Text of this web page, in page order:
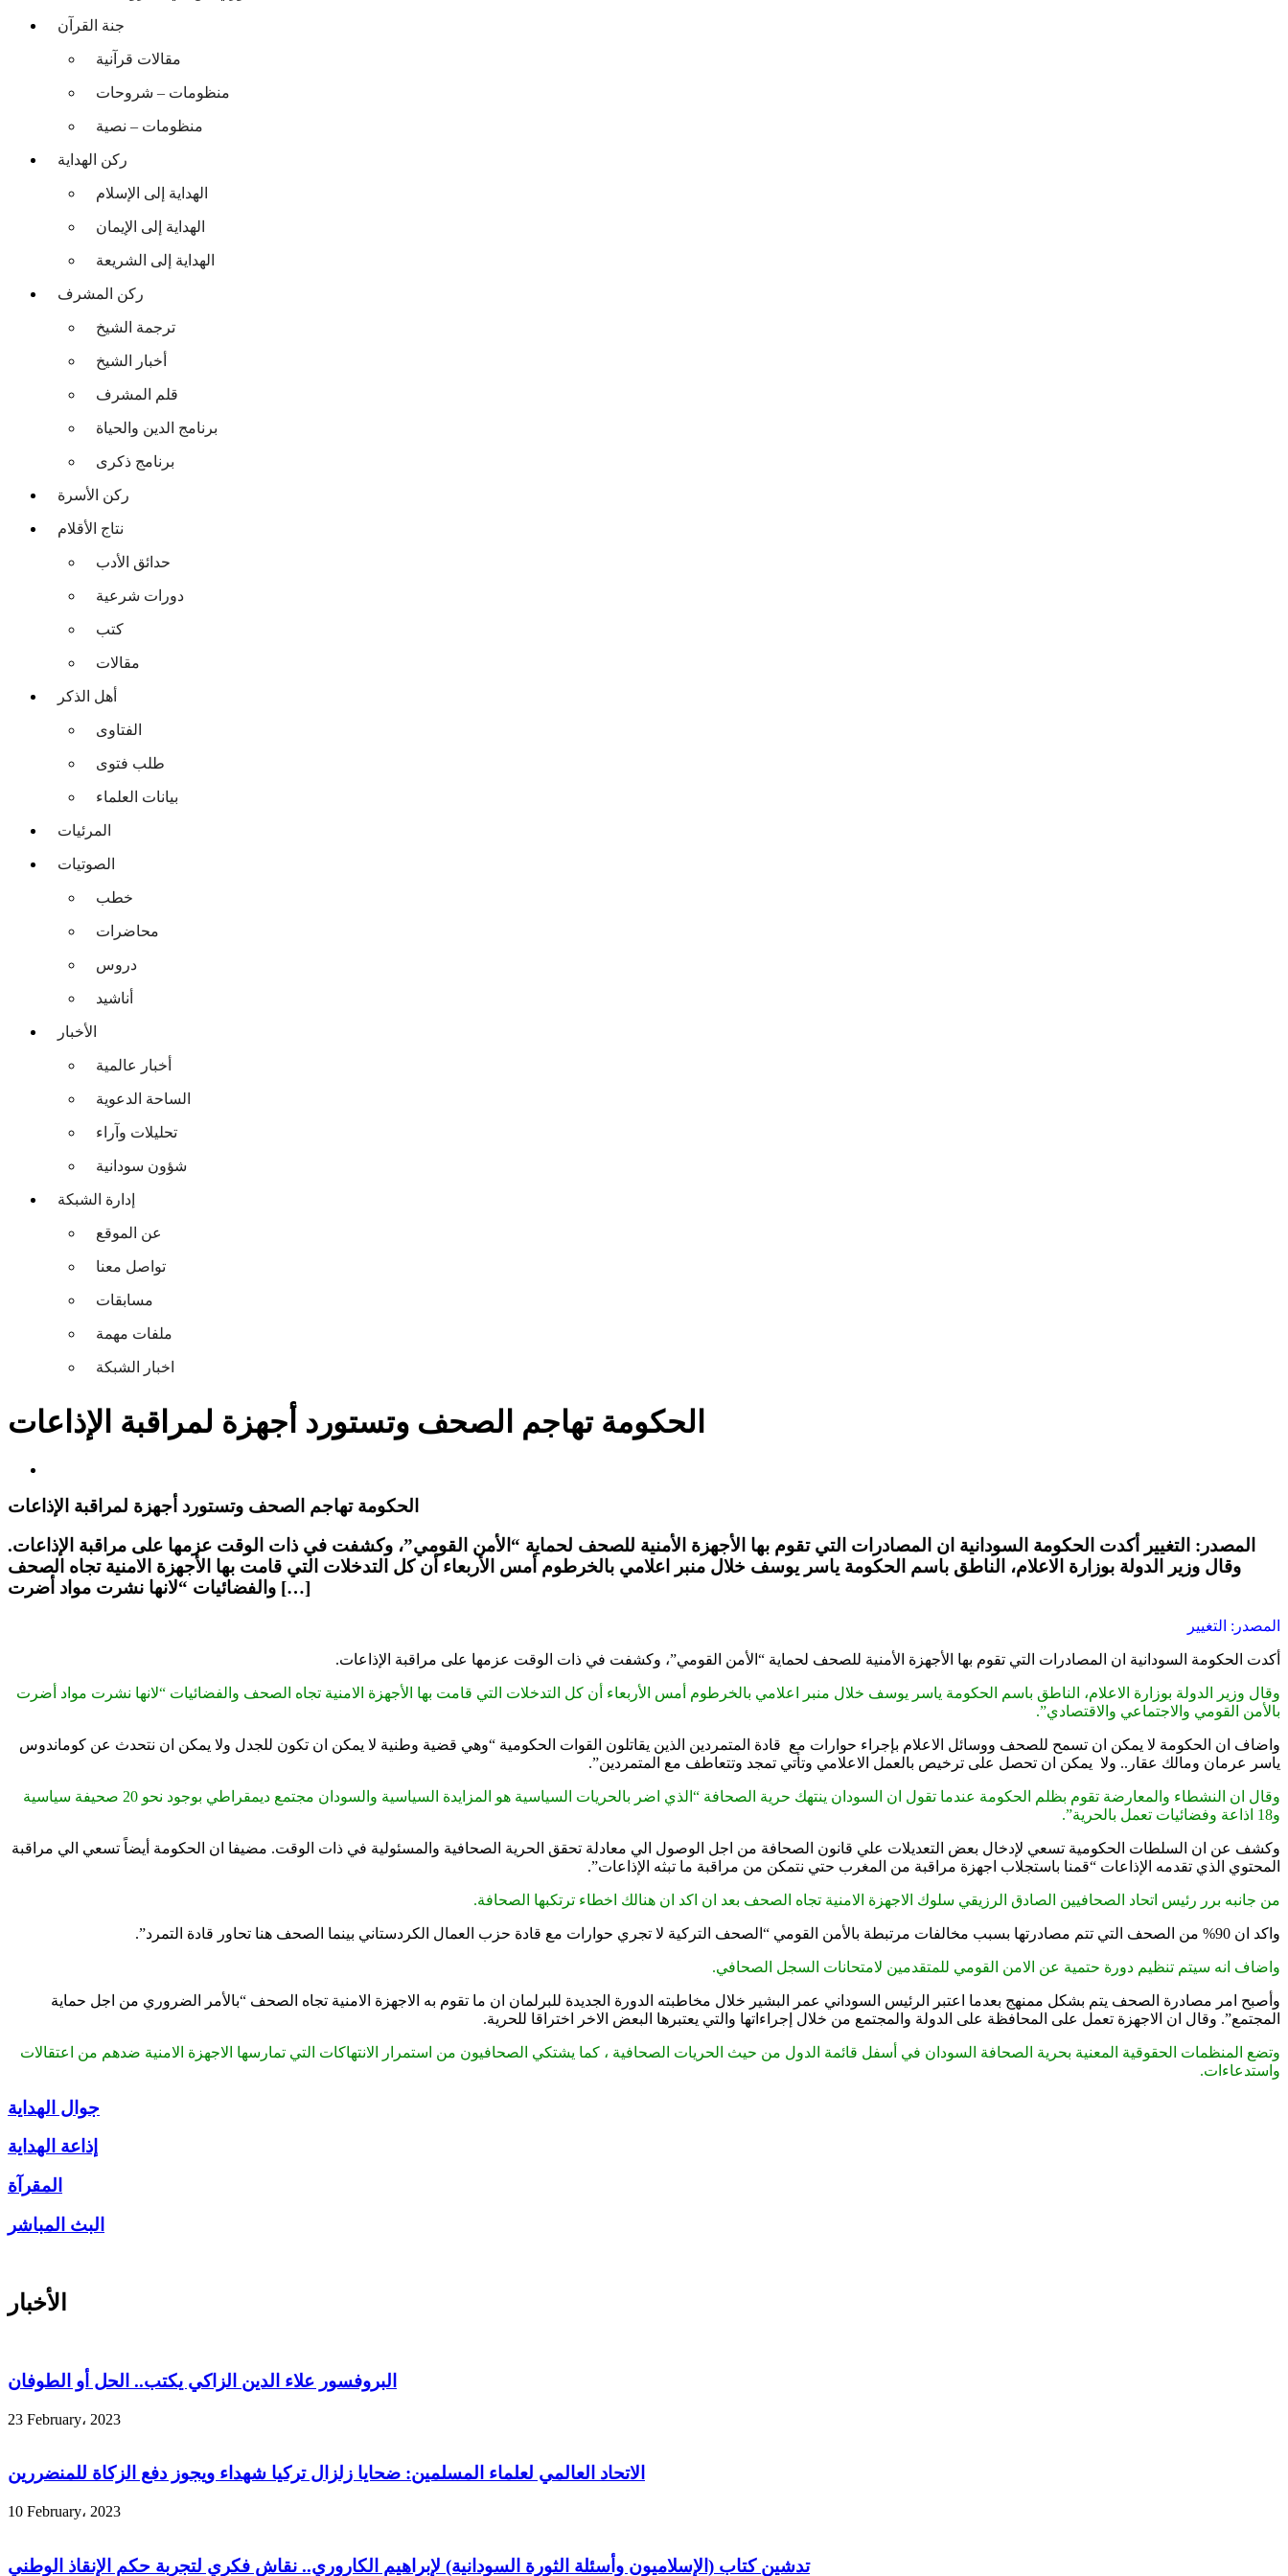
جنة القرآن
مقالات قرآنية
منظومات – شروحات
منظومات – نصية
ركن الهداية
الهداية إلى الإسلام
الهداية إلى الإيمان
الهداية إلى الشريعة
ركن المشرف
ترجمة الشيخ
أخبار الشيخ
قلم المشرف
برنامج الدين والحياة
برنامج ذكرى
ركن الأسرة
نتاج الأقلام
حدائق الأدب
دورات شرعية
كتب
مقالات
أهل الذكر
الفتاوى
طلب فتوى
بيانات العلماء
المرئيات
الصوتيات
خطب
محاضرات
دروس
أناشيد
الأخبار
أخبار عالمية
الساحة الدعوية
تحليلات وآراء
شؤون سودانية
إدارة الشبكة
عن الموقع
تواصل معنا
مسابقات
ملفات مهمة
اخبار الشبكة
الحكومة تهاجم الصحف وتستورد أجهزة لمراقبة الإذاعات
الحكومة تهاجم الصحف وتستورد أجهزة لمراقبة الإذاعات
المصدر: التغيير أكدت الحكومة السودانية ان المصادرات التي تقوم بها الأجهزة الأمنية للصحف لحماية “الأمن القومي”، وكشفت في ذات الوقت عزمها على مراقبة الإذاعات.
وقال وزير الدولة بوزارة الاعلام، الناطق باسم الحكومة ياسر يوسف خلال منبر اعلامي بالخرطوم أمس الأربعاء أن كل التدخلات التي قامت بها الأجهزة الامنية تجاه الصحف
والفضائيات “لانها نشرت مواد أضرت […]
المصدر: التغيير
أكدت الحكومة السودانية ان المصادرات التي تقوم بها الأجهزة الأمنية للصحف لحماية “الأمن القومي”، وكشفت في ذات الوقت عزمها على مراقبة الإذاعات.
وقال وزير الدولة بوزارة الاعلام، الناطق باسم الحكومة ياسر يوسف خلال منبر اعلامي بالخرطوم أمس الأربعاء أن كل التدخلات التي قامت بها الأجهزة الامنية تجاه الصحف والفضائيات “لانها نشرت مواد أضرت
بالأمن القومي والاجتماعي والاقتصادي”.
واضاف ان الحكومة لا يمكن ان تسمح للصحف ووسائل الاعلام بإجراء حوارات مع قادة المتمردين الذين يقاتلون القوات الحكومية “وهي قضية وطنية لا يمكن ان تكون للجدل ولا يمكن ان نتحدث عن كوماندوس
ياسر عرمان ومالك عقار.. ولا يمكن ان تحصل على ترخيص بالعمل الاعلامي وتأتي تمجد وتتعاطف مع المتمردين”.
وقال ان النشطاء والمعارضة تقوم بظلم الحكومة عندما تقول ان السودان ينتهك حرية الصحافة “الذي اضر بالحريات السياسية هو المزايدة السياسية والسودان مجتمع ديمقراطي بوجود نحو 20 صحيفة سياسية
و18 اذاعة وفضائيات تعمل بالحرية”.
وكشف عن ان السلطات الحكومية تسعي لإدخال بعض التعديلات علي قانون الصحافة من اجل الوصول الي معادلة تحقق الحرية الصحافية والمسئولية في ذات الوقت. مضيفا ان الحكومة أيضاً تسعي الي مراقبة
المحتوي الذي تقدمه الإذاعات “قمنا باستجلاب اجهزة مراقبة من المغرب حتي نتمكن من مراقبة ما تبثه الإذاعات”.
من جانبه برر رئيس اتحاد الصحافيين الصادق الرزيقي سلوك الاجهزة الامنية تجاه الصحف بعد ان اكد ان هنالك اخطاء ترتكبها الصحافة.
واكد ان 90% من الصحف التي تتم مصادرتها بسبب مخالفات مرتبطة بالأمن القومي “الصحف التركية لا تجري حوارات مع قادة حزب العمال الكردستاني بينما الصحف هنا تحاور قادة التمرد”.
واضاف انه سيتم تنظيم دورة حتمية عن الامن القومي للمتقدمين لامتحانات السجل الصحافي.
وأصبح امر مصادرة الصحف يتم بشكل ممنهج بعدما اعتبر الرئيس السوداني عمر البشير خلال مخاطبته الدورة الجديدة للبرلمان ان ما تقوم به الاجهزة الامنية تجاه الصحف “بالأمر الضروري من اجل حماية
المجتمع”. وقال ان الاجهزة تعمل على المحافظة على الدولة والمجتمع من خلال إجراءاتها والتي يعتبرها البعض الاخر اختراقا للحرية.
وتضع المنظمات الحقوقية المعنية بحرية الصحافة السودان في أسفل قائمة الدول من حيث الحريات الصحافية ، كما يشتكي الصحافيون من استمرار الانتهاكات التي تمارسها الاجهزة الامنية ضدهم من اعتقالات
واستدعاءات.
جوال الهداية
إذاعة الهداية
المقرآة
البث المباشر
الأخبار
البروفسور علاء الدين الزاكي يكتب.. الحل أو الطوفان
23 February، 2023
الاتحاد العالمي لعلماء المسلمين: ضحايا زلزال تركيا شهداء ويجوز دفع الزكاة للمنضررين
10 February، 2023
تدشين كتاب (الإسلاميون وأسئلة الثورة السودانية) لإبراهيم الكاروري.. نقاش فكري لتجربة حكم الإنقاذ الوطني